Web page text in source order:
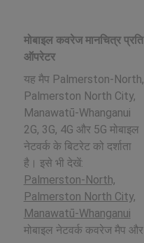
मोबाइल कवरेज मानचित्र प्रति
ऑपरेटर
यह मैप Palmerston-North,
Palmerston North City,
Manawatū-Whanganui
2G, 3G, 4G और 5G मोबाइल
नेटवर्क के बिटरेट को दर्शाता
है। इसे भी देखें:
Palmerston-North,
Palmerston North City,
Manawatū-Whanganui
मोबाइल नेटवर्क कवरेज मैप और